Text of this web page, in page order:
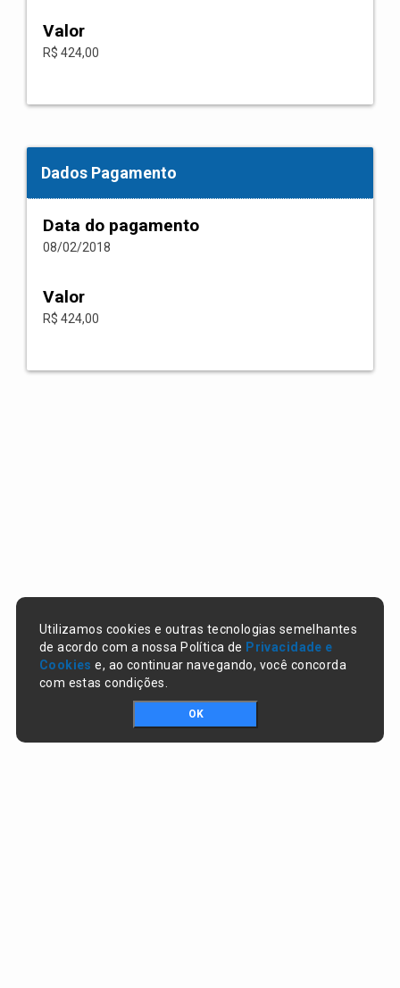
Valor
R$ 424,00
Dados Pagamento
Data do pagamento
08/02/2018
Valor
R$ 424,00
Utilizamos cookies e outras tecnologias semelhantes
de acordo com a nossa Política de Privacidade e
Cookies e, ao continuar navegando, você concorda
com estas condições.
OK